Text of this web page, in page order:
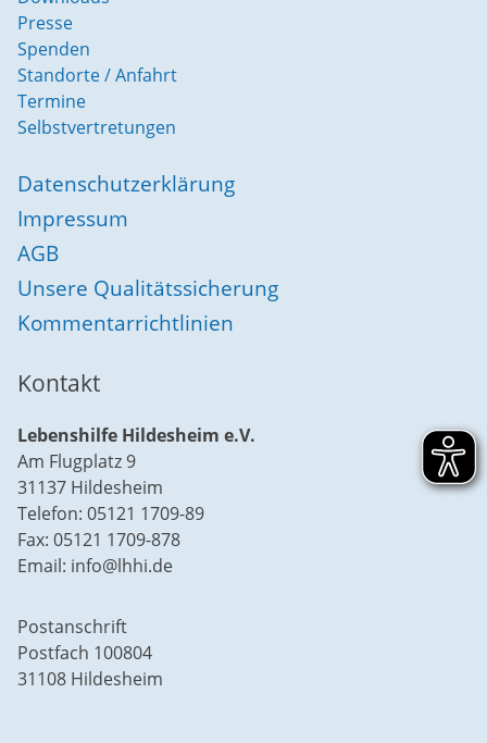
Presse
Spenden
Standorte / Anfahrt
Termine
Selbstvertretungen
Datenschutzerklärung
Impressum
AGB
Unsere Qualitätssicherung
Kommentarrichtlinien
Kontakt
Lebenshilfe Hildesheim e.V.
Am Flugplatz 9
31137 Hildesheim
Telefon: 05121 1709-89
Fax: 05121 1709-878
Email: info@lhhi.de
Postanschrift
Postfach 100804
31108 Hildesheim